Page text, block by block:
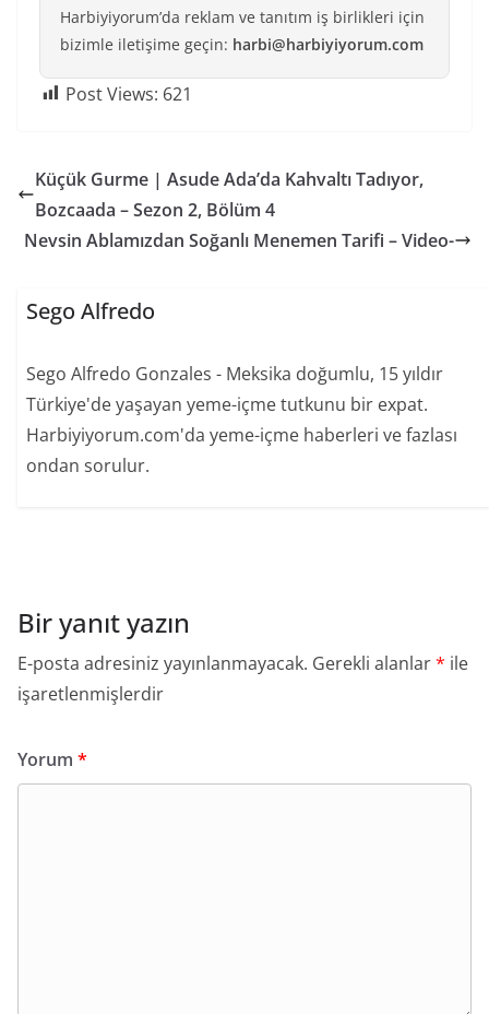
Harbiyiyorum’da reklam ve tanıtım iş birlikleri için
bizimle iletişime geçin: harbi@harbiyiyorum.com
Post Views: 621
Küçük Gurme | Asude Ada’da Kahvaltı Tadıyor,
Bozcaada – Sezon 2, Bölüm 4
Nevsin Ablamızdan Soğanlı Menemen Tarifi – Video-
Sego Alfredo
Sego Alfredo Gonzales - Meksika doğumlu, 15 yıldır
Türkiye'de yaşayan yeme-içme tutkunu bir expat.
Harbiyiyorum.com'da yeme-içme haberleri ve fazlası
ondan sorulur.
Bir yanıt yazın
E-posta adresiniz yayınlanmayacak. Gerekli alanlar* ile
işaretlenmişlerdir
Yorum *